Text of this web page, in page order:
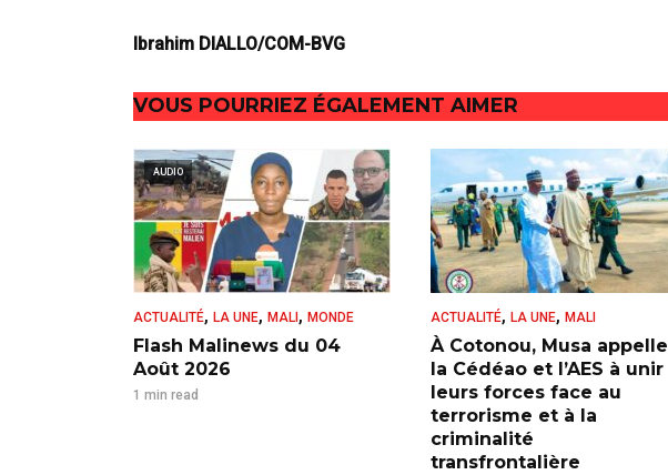
Ibrahim DIALLO/COM-BVG
VOUS POURRIEZ ÉGALEMENT AIMER
AUDIO
ACTUALITÉ, LA UNE, MALI , MONDE
Flash Malinews du 04
Août 2026
1 min read
ACTUALITÉ, LA UNE, MALI
À Cotonou, Musa appelle
la Cédéao et l’AES à unir
leurs forces face au
terrorisme et à la
criminalité
transfrontalière